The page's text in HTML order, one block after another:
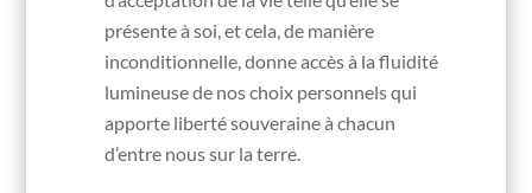
présente à soi, et cela, de manière
inconditionnelle, donne accès à la fluidité
lumineuse de nos choix personnels qui
apporte liberté souveraine à chacun
d’entre nous sur la terre.